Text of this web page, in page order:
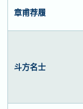
章甫荐履
斗方名士